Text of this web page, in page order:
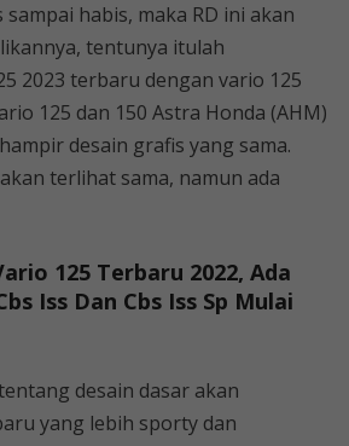
habis, maka RD ini akan
tentunya itulah
2023 terbaru dengan vario 125
125 dan 150 Astra Honda (AHM)
desain grafis yang sama.
terlihat sama, namun ada
125 Terbaru 2022, Ada
Iss Dan Cbs Iss Sp Mulai
desain dasar akan
yang lebih sporty dan